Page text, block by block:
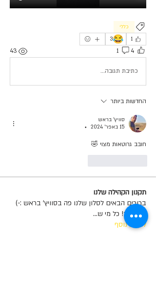
כללי
1
😂
3
4
1
43
כתיבת תגובה...
החדשות ביותר
סוויץ' בראש
15 באפר׳ 2024
•
חובב גרוטאות מצוי 🤣
תקנון הקהילה שלנו
ברוכים הבאים לסלון שלנו פה בסוויץ' בראש :-)
שימו לב! כל מי ש...
למידע נוסף